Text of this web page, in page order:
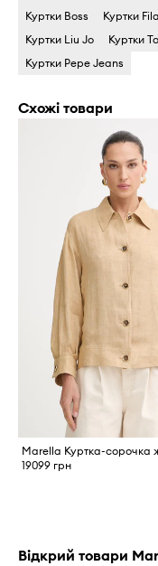
Куртки Boss
Куртки Fila
Куртки Liu Jo
Куртки
Куртки Pepe Jeans
Схожі товари
19099 грн
Відкрий товари